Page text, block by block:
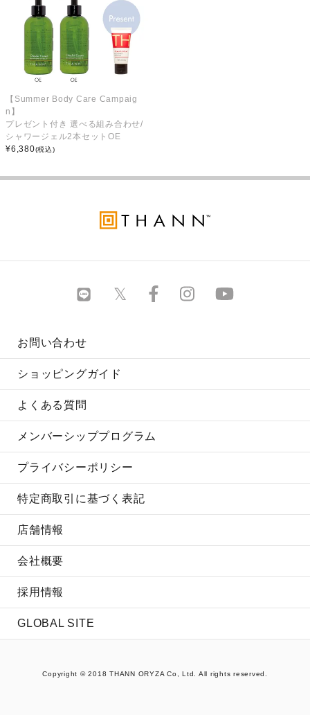
【Summer Body Care Campaig
n】
プレゼント付き 選べる組み合わせ/
シャワージェル2本セットOE
¥6,380(税込)
お問い合わせ
ショッピングガイド
よくある質問
メンバーシッププログラム
プライバシーポリシー
特定商取引に基づく表記
店舗情報
会社概要
採用情報
GLOBAL SITE
Copyright © 2018 THANN ORYZA Co, Ltd. All rights reserved.